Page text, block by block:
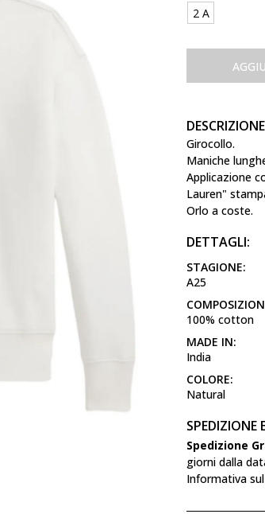
2 A
Girocollo.
Maniche
Applicazione
Lauren"
Orlo a coste.
DETTAGLI:
STAGIONE:
A25
100% cotton
MADE IN:
India
COLORE:
Natural
SPEDIZIONE
Spedizione
giorni dalla
Informativa